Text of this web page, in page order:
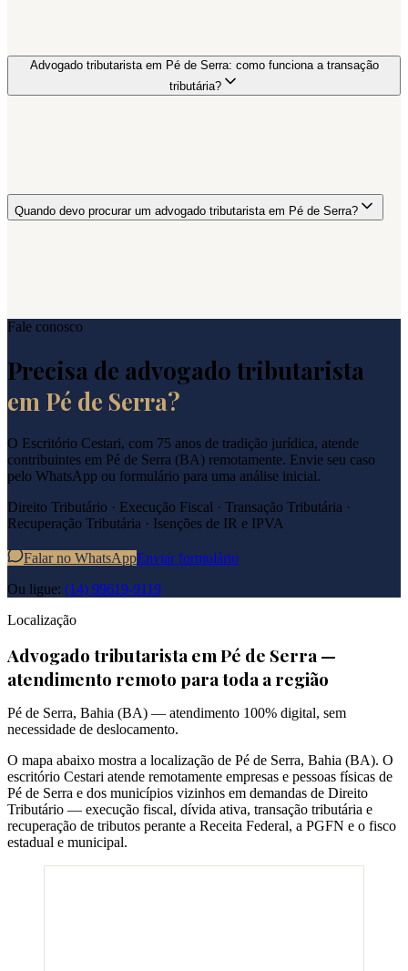
Advogado tributarista em Pé de Serra: como funciona a transação
tributária?
Quando devo procurar um advogado tributarista em Pé de Serra?
Fale conosco
Precisa de advogado tributarista
em Pé de Serra?
O Escritório Cestari, com 75 anos de tradição jurídica, atende
contribuintes em Pé de Serra (BA) remotamente. Envie seu caso
pelo WhatsApp ou formulário para uma análise inicial.
Direito Tributário · Execução Fiscal · Transação Tributária ·
Recuperação Tributária · Isenções de IR e IPVA
Falar no WhatsAppEnviar formulário
Ou ligue: (14) 99619-9119
Localização
Advogado tributarista emPé de Serra —
atendimento remoto para toda a região
Pé de Serra, Bahia (BA) — atendimento 100% digital, sem
necessidade de deslocamento.
O mapa abaixo mostra a localização de Pé de Serra, Bahia (BA). O
escritório Cestari atende remotamente empresas e pessoas físicas de
Pé de Serra e dos municípios vizinhos em demandas de Direito
Tributário — execução fiscal, dívida ativa, transação tributária e
recuperação de tributos perante a Receita Federal, a PGFN e o fisco
estadual e municipal.